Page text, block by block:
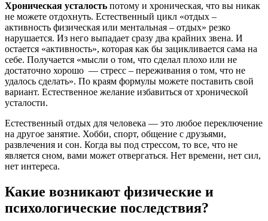
Хроническая усталость потому и хроническая, что вы никак
не можете отдохнуть. Естественный цикл «отдых –
активность физическая или ментальная – отдых» резко
нарушается. Из него выпадает сразу два крайних звена. И
остается «активность», которая как бы зацикливается сама на
себе. Получается «мысли о том, что сделал плохо или не
достаточно хорошо — стресс – переживания о том, что не
удалось сделать». По краям формулы можете поставить свой
вариант. Естественное желание избавиться от хронической
усталости.
Естественный отдых для человека — это любое переключение
на другое занятие. Хобби, спорт, общение с друзьями,
развлечения и сон. Когда вы под стрессом, то все, что не
является сном, вами может отвергаться. Нет времени, нет сил,
нет интереса.
Какие возникают физические и
психологические последствия?